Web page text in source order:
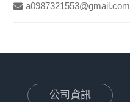
a0987321553@gmail.com
公司資訊